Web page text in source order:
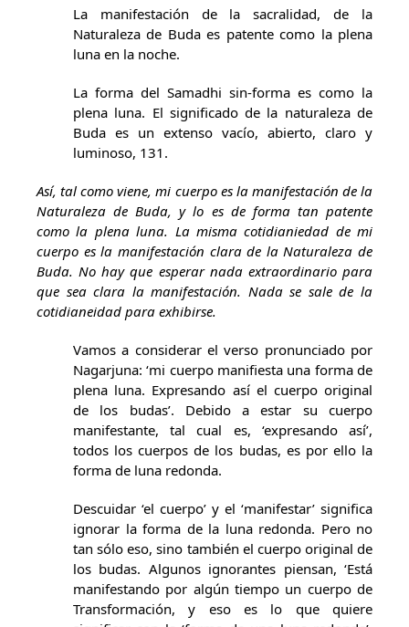
La manifestación de la sacralidad, de la
Naturaleza de Buda es patente como la plena
luna en la noche.
La forma del Samadhi sin-forma es como la
plena luna. El significado de la naturaleza de
Buda es un extenso vacío, abierto, claro y
luminoso, 131.
Así, tal como viene, mi cuerpo es la manifestación de la
Naturaleza de Buda, y lo es de forma tan patente
como la plena luna. La misma cotidianiedad de mi
cuerpo es la manifestación clara de la Naturaleza de
Buda. No hay que esperar nada extraordinario para
que sea clara la manifestación. Nada se sale de la
cotidianeidad para exhibirse.
Vamos a considerar el verso pronunciado por
Nagarjuna: ‘mi cuerpo manifiesta una forma de
plena luna. Expresando así el cuerpo original
de los budas’. Debido a estar su cuerpo
manifestante, tal cual es, ‘expresando así’,
todos los cuerpos de los budas, es por ello la
forma de luna redonda.
Descuidar ‘el cuerpo’ y el ‘manifestar’ significa
ignorar la forma de la luna redonda. Pero no
tan sólo eso, sino también el cuerpo original de
los budas. Algunos ignorantes piensan, ‘Está
manifestando por algún tiempo un cuerpo de
Transformación, y eso es lo que quiere